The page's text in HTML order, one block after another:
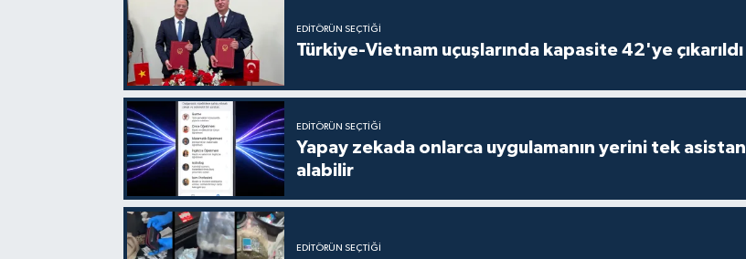
EDITÖRÜN SEÇTIĞI
Türkiye-Vietnam uçuşlarında kapasite 42'ye çıkarıldı
EDITÖRÜN SEÇTIĞI
Yapay zekada onlarca uygulamanın yerini tek asistan
alabilir
EDITÖRÜN SEÇTIĞI